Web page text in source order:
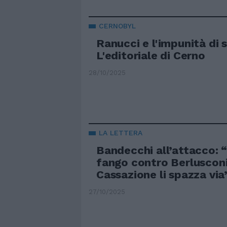
CERNOBYL
Ranucci e l'impunità di
L'editoriale di Cerno
28/10/2025
LA LETTERA
Bandecchi all’attacco:
fango contro
Cassazione li spazza
27/10/2025